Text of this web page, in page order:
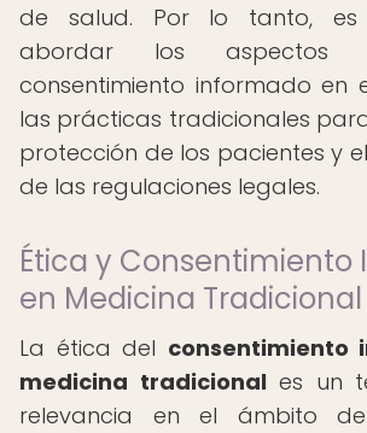
de salud. Por lo tanto, es
abordar los aspectos
consentimiento informado en
las prácticas tradicionales
protección de los pacientes y
de las regulaciones legales.
Ética y
en Medicina Tradicional
La ética del consentimiento
medicina tradicionales un
relevancia en el ámbito